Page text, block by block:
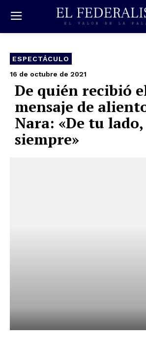
ESPECTÁCULO
16 de octubre de 2021
De quién recibió
mensaje de
Nara: «De tu lado,
siempre»